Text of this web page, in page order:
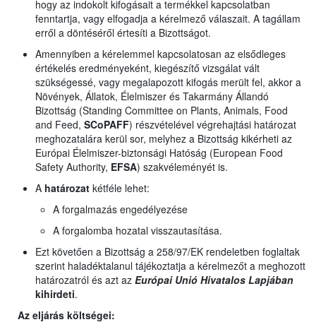
hogy az indokolt kifogásait a termékkel kapcsolatban
fenntartja, vagy elfogadja a kérelmező válaszait. A tagállam
erről a döntéséről értesíti a Bizottságot.
Amennyiben a kérelemmel kapcsolatosan az elsődleges
értékelés eredményeként, kiegészítő vizsgálat vált
szükségessé, vagy megalapozott kifogás merült fel, akkor a
Növények, Állatok, Élelmiszer és Takarmány Állandó
Bizottság (Standing Committee on Plants, Animals, Food
and Feed, SCoPAFF) részvételével végrehajtási határozat
meghozatalára kerül sor, melyhez a Bizottság kikérheti az
Európai Élelmiszer-biztonsági Hatóság (European Food
Safety Authority, EFSA) szakvéleményét is.
A határozat kétféle lehet:
A forgalmazás engedélyezése
A forgalomba hozatal visszautasítása.
Ezt követően a Bizottság a 258/97/EK rendeletben foglaltak
szerint haladéktalanul tájékoztatja a kérelmezőt a meghozott
határozatról és azt az Európai Unió Hivatalos Lapjában
kihirdeti.
Az eljárás költségei: